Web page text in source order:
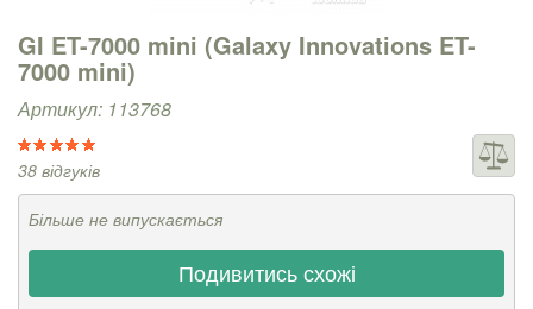
GI ET-7000 mini (Galaxy Innovations ET-
7000 mini)
Артикул: 113768
38 відгуків
Більше не випускається
Подивитись схожі